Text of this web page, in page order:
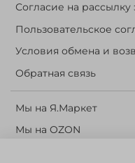
Согласие на
Пользовательское
Условия обмена и
Обратная связь
Мы на Я.Маркет
Мы на OZON